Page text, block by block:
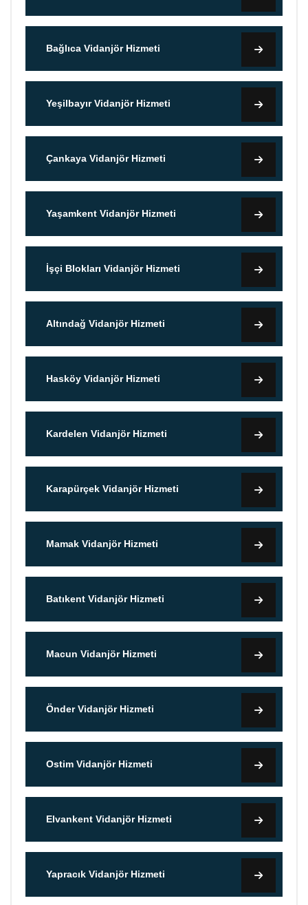
Bağlıca Vidanjör Hizmeti
Yeşilbayır Vidanjör Hizmeti
Çankaya Vidanjör Hizmeti
Yaşamkent Vidanjör Hizmeti
İşçi Blokları Vidanjör Hizmeti
Altındağ Vidanjör Hizmeti
Hasköy Vidanjör Hizmeti
Kardelen Vidanjör Hizmeti
Karapürçek Vidanjör Hizmeti
Mamak Vidanjör Hizmeti
Batıkent Vidanjör Hizmeti
Macun Vidanjör Hizmeti
Önder Vidanjör Hizmeti
Ostim Vidanjör Hizmeti
Elvankent Vidanjör Hizmeti
Yapracık Vidanjör Hizmeti